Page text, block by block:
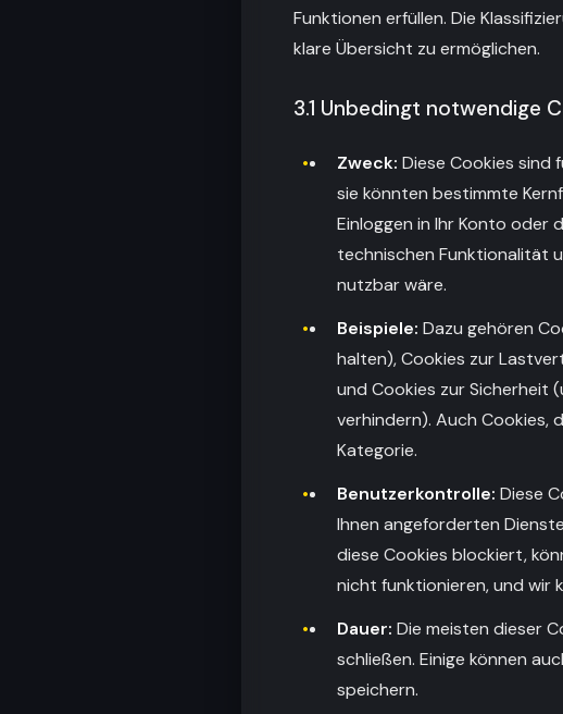
Funktionen erfüllen. Die
klare Übersicht zu ermöglichen.
3.1 Unbedingt notwendige
Zweck: Diese Cookies sind
sie könnten bestimmte
Einloggen in Ihr Konto oder
technischen Funktionalität
nutzbar wäre.
Beispiele: Dazu gehören
halten), Cookies zur
und Cookies zur Sicherheit
verhindern). Auch Cookies,
Kategorie.
Benutzerkontrolle: Diese
Ihnen angeforderten
diese Cookies blockiert,
nicht funktionieren, und wir
Dauer: Die meisten dieser
schließen. Einige können
speichern.